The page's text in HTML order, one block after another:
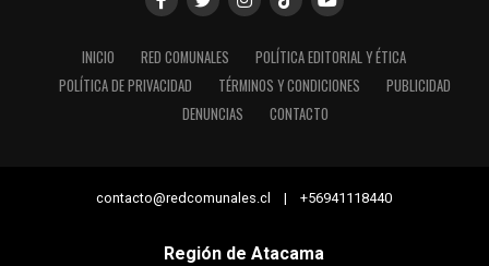
INICIO RED COMUNALES
POLÍTICA EDITORIAL Y ÉTICA
POLÍTICA DE PRIVACIDAD
TÉRMINOS Y CONDICIONES
PUBLICIDAD
DENUNCIAS
CONTACTO
contacto@redcomunales.cl | +56941118440
Región de Atacama